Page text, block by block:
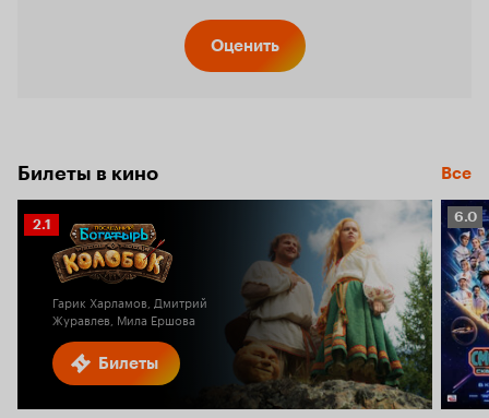
Оценить
Билеты в кино Все
Билеты
Рейтинг
Кинопоиска
2.1
Гарик Харламов, Дмитрий
Журавлев, Мила Ершова
6.0
6.0